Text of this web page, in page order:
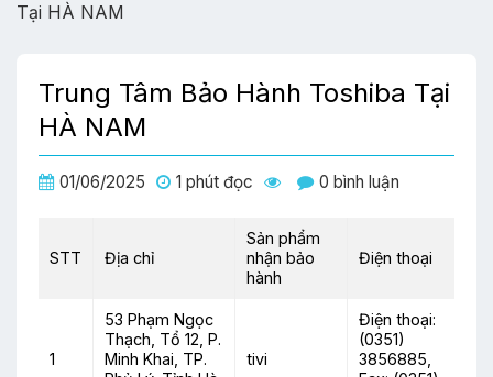
Tại HÀ NAM
Trung Tâm Bảo Hành Toshiba Tại
HÀ NAM
01/06/2025 1 phút đọc 0 bình luận
STT Địa chỉ
Sản phẩm
nhận bảo
hành
Điện thoại
1
53 Phạm Ngọc
Thạch, Tổ 12, P.
Minh Khai, TP.
tivi
Điện thoại:
(0351)
3856885,